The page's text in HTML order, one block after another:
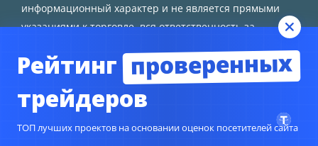
информационный характер и не является прямыми
указаниями к торговле, вся ответственность за
Рейтинг проверенных
трейдеров
ТОП лучших проектов на основании оценок посетителей сайта